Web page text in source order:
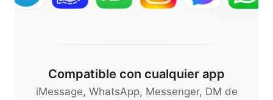
Compatible con cualquier app
iMessage, WhatsApp, Messenger, DM de